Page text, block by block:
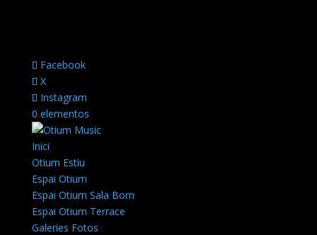
Facebook
X
Instagram
0 elementos
Inici
Otium Estiu
Espai Otium
Espai Otium Sala Born
Espai Otium Terrace
Galeries Fotos